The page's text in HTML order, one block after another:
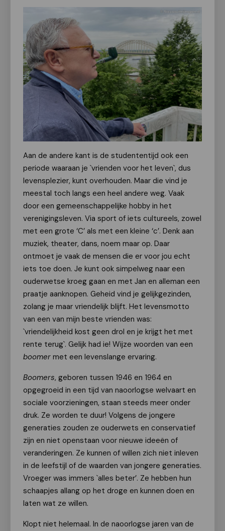
Aan de andere kant is de studententijd ook een
periode waaraan je `vrienden voor het leven`, dus
levensplezier, kunt overhouden. Maar die vind je
meestal toch langs een heel andere weg. Vaak
door een gemeenschappelijke hobby in het
verenigingsleven. Via sport of iets cultureels, zowel
met een grote ‘C’ als met een kleine ‘c’. Denk aan
muziek, theater, dans, noem maar op. Daar
ontmoet je vaak de mensen die er voor jou echt
iets toe doen. Je kunt ook simpelweg naar een
ouderwetse kroeg gaan en met Jan en alleman een
praatje aanknopen. Geheid vind je gelijkgezinden,
zolang je maar vriendelijk blijft. Het levensmotto
van een van mijn beste vrienden was:
`vriendelijkheid kost geen drol en je krijgt het met
rente terug`. Gelijk had ie! Wijze woorden van een
boomer met een levenslange ervaring.
Boomers, geboren tussen 1946 en 1964 en
opgegroeid in een tijd van naoorlogse welvaart en
sociale voorzieningen, staan steeds meer onder
druk. Ze worden te duur! Volgens de jongere
generaties zouden ze ouderwets en conservatief
zijn en niet openstaan voor nieuwe ideeën of
veranderingen. Ze kunnen of willen zich niet inleven
in de leefstijl of de waarden van jongere generaties.
Vroeger was immers `alles beter’. Ze hebben hun
schaapjes allang op het droge en kunnen doen en
laten wat ze willen.
Klopt niet helemaal. In de naoorlogse jaren van de